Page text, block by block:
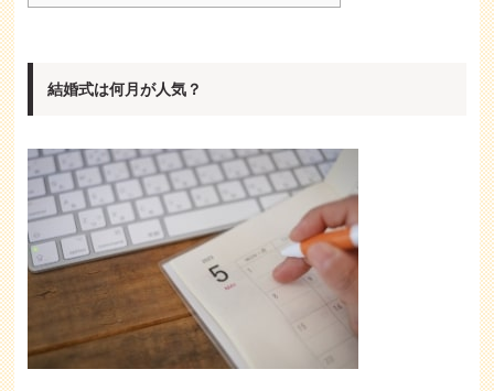
結婚式は何月が人気？